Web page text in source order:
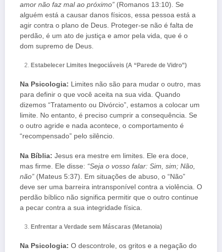
amor não faz mal ao próximo” (Romanos 13:10). Se
alguém está a causar danos físicos, essa pessoa está a
agir contra o plano de Deus. Proteger-se não é falta de
perdão, é um ato de justiça e amor pela vida, que é o
dom supremo de Deus.
Estabelecer Limites Inegociáveis (A “Parede de Vidro”)
Na Psicologia: Limites não são para mudar o outro, mas
para definir o que você aceita na sua vida. Quando
dizemos “Tratamento ou Divórcio”, estamos a colocar um
limite. No entanto, é preciso cumprir a consequência. Se
o outro agride e nada acontece, o comportamento é
“recompensado” pelo silêncio.
Na Bíblia: Jesus era mestre em limites. Ele era doce,
mas firme. Ele disse: “Seja o vosso falar: Sim, sim; Não,
não” (Mateus 5:37). Em situações de abuso, o “Não”
deve ser uma barreira intransponível contra a violência. O
perdão bíblico não significa permitir que o outro continue
a pecar contra a sua integridade física.
Enfrentar a Verdade sem Máscaras (Metanoia)
Na Psicologia: O descontrole, os gritos e a negação do